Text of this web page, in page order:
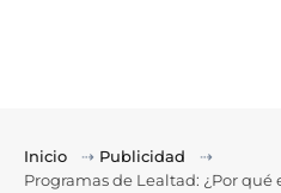
Inicio ⇢ Publicidad
⇢
Programas de Lealtad: ¿Por